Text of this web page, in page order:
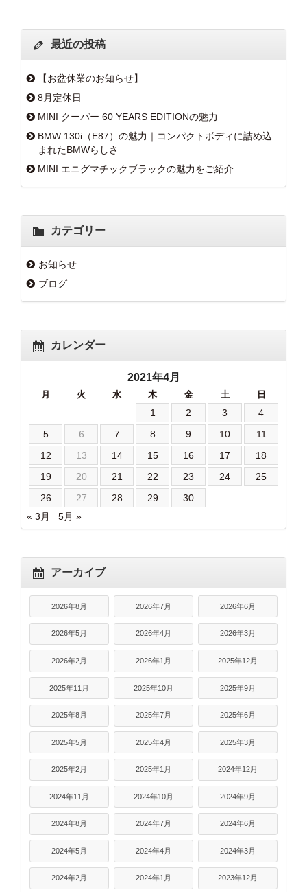
最近の投稿
【お盆休業のお知らせ】
8月定休日
MINI クーパー 60 YEARS EDITIONの魅力
BMW 130i（E87）の魅力｜コンパクトボディに詰め込
まれたBMWらしさ
MINI エニグマチックブラックの魅力をご紹介
カテゴリー
お知らせ
ブログ
カレンダー
2021年4月
月 火 水 木 金 土 日
1 2 3
4
5
6 7 8 9 10
11
12
13 14 15 16 17
18
19
20 21 22 23 24
25
26
27 28 29
30
« 3月
5月 »
アーカイブ
2026年8月 2026年7月 2026年6月
2026年5月 2026年4月 2026年3月
2026年2月 2026年1月 2025年12月
2025年11月 2025年10月 2025年9月
2025年8月 2025年7月 2025年6月
2025年5月 2025年4月 2025年3月
2025年2月 2025年1月 2024年12月
2024年11月 2024年10月 2024年9月
2024年8月 2024年7月 2024年6月
2024年5月 2024年4月 2024年3月
2024年2月 2024年1月 2023年12月